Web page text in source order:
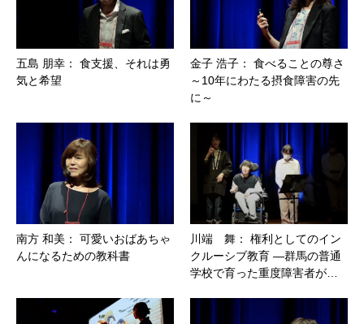
五島 朋幸： 食支援、それは勇
気と希望
金子 浩子： 食べることの尊さ
～10年にわたる摂食障害の先
に～
南方 和美： 可愛いおばあちゃ
んになるための教科書
川端 舞： 権利としてのイン
クルーシブ教育 ―群馬の普通
学校で育った重度障害者が…